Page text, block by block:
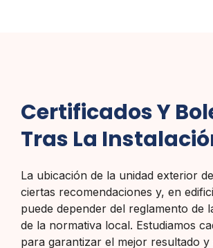
Certificados Y
Tras La
La ubicación de la unidad exterior
ciertas recomendaciones y, en
puede depender del reglamento de
de la normativa local. Estudiamos
para garantizar el mejor resultado y